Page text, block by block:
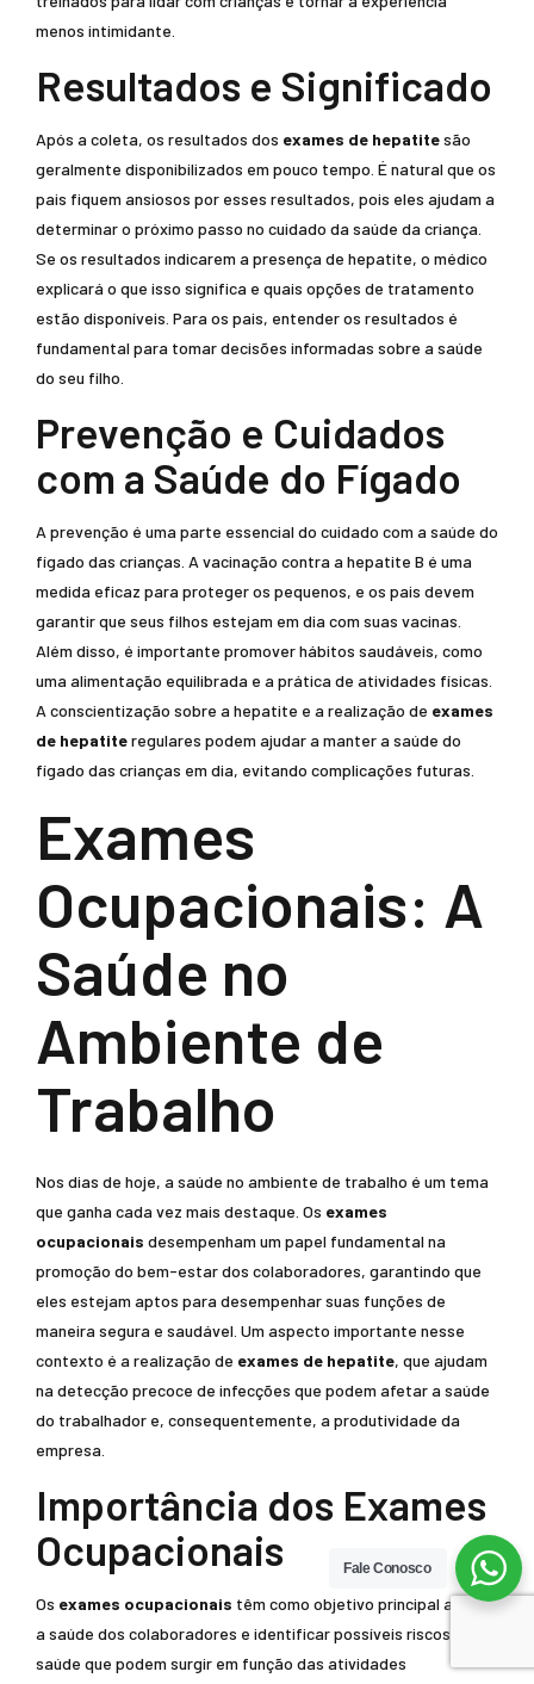
menos intimidante.
Resultados e Significado
Após a coleta, os resultados dos exames de hepatitesão
geralmente disponibilizados em pouco tempo. É natural que os
pais fiquem ansiosos por esses resultados, pois eles ajudam a
determinar o próximo passo no cuidado da saúde da criança.
Se os resultados indicarem a presença de hepatite, o médico
explicará o que isso significa e quais opções de tratamento
estão disponíveis. Para os pais, entender os resultados é
fundamental para tomar decisões informadas sobre a saúde
do seu filho.
Prevenção e Cuidados
com a Saúde do Fígado
A prevenção é uma parte essencial do cuidado com a saúde do
fígado das crianças. A vacinação contra a hepatite B é uma
medida eficaz para proteger os pequenos, e os pais devem
garantir que seus filhos estejam em dia com suas vacinas.
Além disso, é importante promover hábitos saudáveis, como
uma alimentação equilibrada e a prática de atividades físicas.
A conscientização sobre a hepatite e a realização de exames
de hepatiteregulares podem ajudar a manter a saúde do
fígado das crianças em dia, evitando complicações futuras.
Exames
Ocupacionais: A
Saúde no
Ambiente de
Trabalho
Nos dias de hoje, a saúde no ambiente de trabalho é um tema
que ganha cada vez mais destaque. Os exames
ocupacionais desempenham um papel fundamental na
promoção do bem-estar dos colaboradores, garantindo que
eles estejam aptos para desempenhar suas funções de
maneira segura e saudável. Um aspecto importante nesse
contexto é a realização de exames de hepatite, que ajudam
na detecção precoce de infecções que podem afetar a saúde
do trabalhador e, consequentemente, a produtividade da
empresa.
Importância dos Exames
Ocupacionais
Os exames ocupacionais têm como objetivo principal avaliar
a saúde dos colaboradores e identificar possíveis riscos à
saúde que podem surgir em função das atividades
Fale Conosco